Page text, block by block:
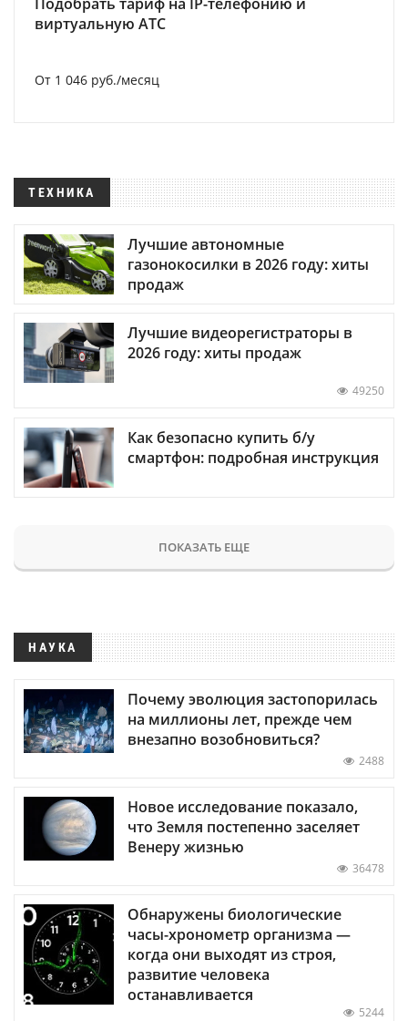
виртуальную АТС
От 1 046 руб./месяц
ТЕХНИКА
Лучшие автономные
газонокосилки в 2026 году: хиты
продаж
Лучшие видеорегистраторы в
2026 году: хиты продаж
49250
Как безопасно купить б/у
смартфон: подробная инструкция
ПОКАЗАТЬ ЕЩЕ
НАУКА
Почему эволюция застопорилась
на миллионы лет, прежде чем
внезапно возобновиться?
2488
Новое исследование показало,
что Земля постепенно заселяет
Венеру жизнью
36478
Обнаружены биологические
часы-хронометр организма —
когда они выходят из строя,
развитие человека
останавливается
5244